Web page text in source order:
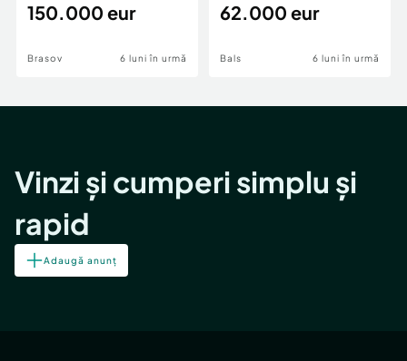
teren,deschidere Pia
150.000 eur
Brasov 6 luni în urmă
Periferie
62.000 eur
Bals 6 luni în urmă
Vinzi și cumperi simplu și
rapid
Adaugă anunț